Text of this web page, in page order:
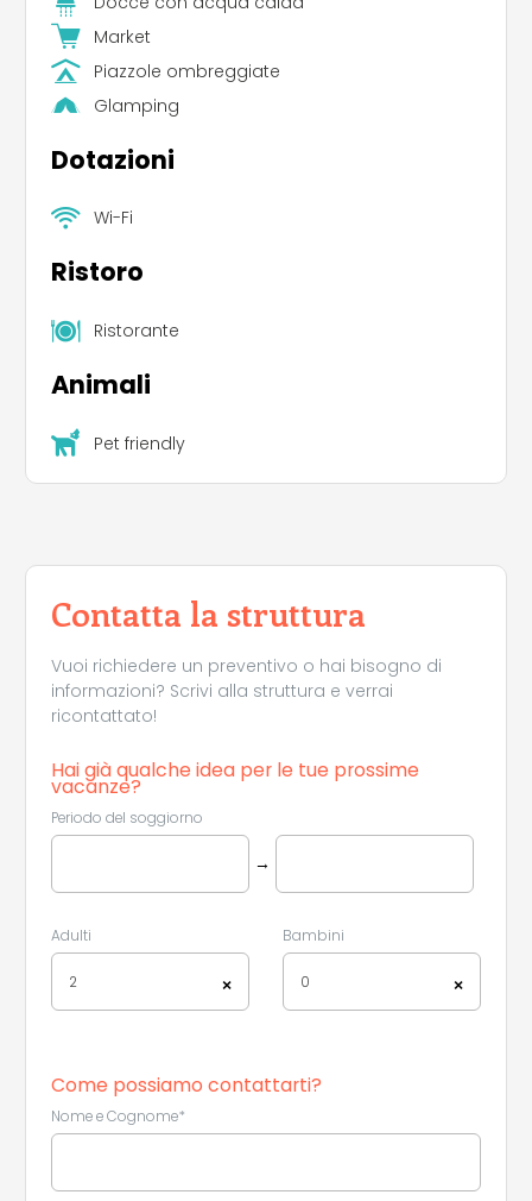
Parliamo greco, inglese, tedesco, francese e
italiano e ci auguriamo di potervi accogliere nel
nostro camping al più presto!
Market
Piazzole ombreggiate
Glamping
Dotazioni
Wi-Fi
Ristoro
Ristorante
Animali
Pet friendly
Contatta la struttura
Vuoi richiedere un preventivo o hai bisogno di
informazioni? Scrivi alla struttura e verrai
ricontattato!
Hai già qualche idea per le tue prossime
vacanze?
Periodo del soggiorno
→
Adulti
×
2
Bambini
×
0
Come possiamo contattarti?
Nome e Cognome*